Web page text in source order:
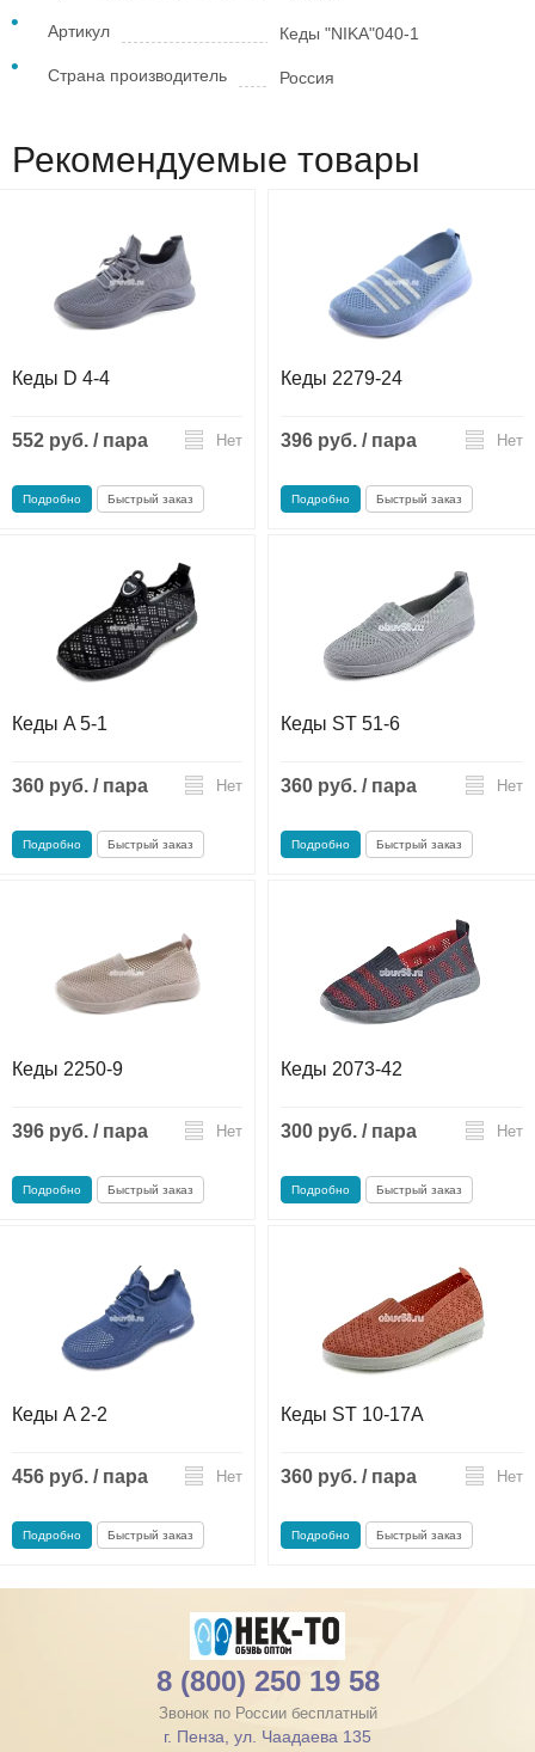
Артикул Кеды "NIKA"040-1
Страна производитель Россия
Рекомендуемые товары
Кеды D 4-4
552 руб. / пара Нет
Подробно Быстрый заказ
Кеды 2279-24
396 руб. / пара Нет
Подробно Быстрый заказ
Кеды A 5-1
360 руб. / пара Нет
Подробно Быстрый заказ
Кеды ST 51-6
360 руб. / пара Нет
Подробно Быстрый заказ
Кеды 2250-9
396 руб. / пара Нет
Подробно Быстрый заказ
Кеды 2073-42
300 руб. / пара Нет
Подробно Быстрый заказ
Кеды A 2-2
456 руб. / пара Нет
Подробно Быстрый заказ
Кеды ST 10-17А
360 руб. / пара Нет
Подробно Быстрый заказ
8 (800) 250 19 58
Звонок по России бесплатный
г. Пенза, ул. Чаадаева 135